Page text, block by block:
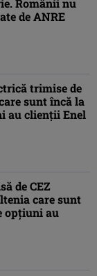
Românii nu
de ANRE
trimise de
sunt încă la
au clienții Enel
de CEZ
care sunt
opțiuni au